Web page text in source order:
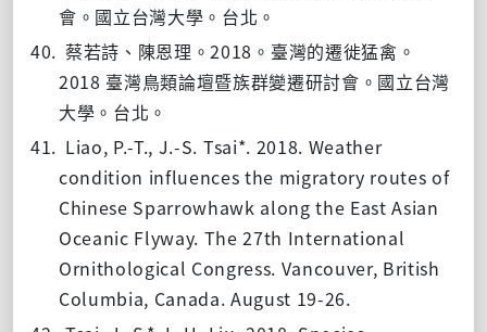
會。國立台灣大學。台北。
40. 蔡若詩、陳恩理。2018 。臺灣的遷徙猛禽。
2018 臺灣鳥類論壇暨族群變遷研討會。國立台灣
大學。台北。
41. Liao, P.-T., J.-S. Tsai*. 2018. Weather
condition influences the migratory routes of
Chinese Sparrowhawk along the East Asian
Oceanic Flyway. The 27th International
Ornithological Congress. Vancouver, British
Columbia, Canada. August 19-26.